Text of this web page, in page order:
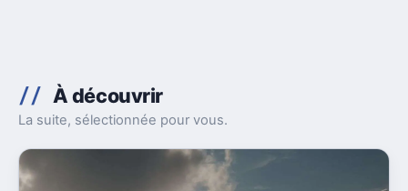
À découvrir
La suite, sélectionnée pour vous.